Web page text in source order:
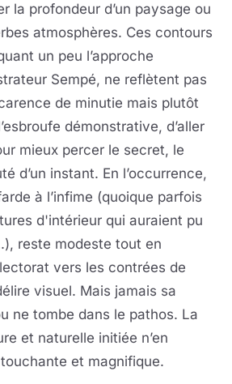
la profondeur d’un paysage ou
atmosphères. Ces contours
un peu l’approche
Sempé, ne reflètent pas
de minutie mais plutôt
démonstrative, d’aller
mieux percer le secret, le
d’un instant. En l’occurrence,
à l’infime (quoique parfois
d'intérieur qui auraient pu
reste modeste tout en
vers les contrées de
visuel. Mais jamais sa
ne tombe dans le pathos. La
et naturelle initiée n’en
et magnifique.